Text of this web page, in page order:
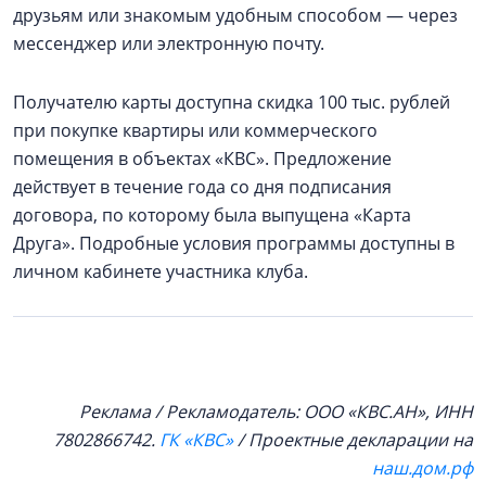
друзьям или знакомым удобным способом — через
мессенджер или электронную почту.
Получателю карты доступна скидка 100 тыс. рублей
при покупке квартиры или коммерческого
помещения в объектах «КВС». Предложение
действует в течение года со дня подписания
договора, по которому была выпущена «Карта
Друга». Подробные условия программы доступны в
личном кабинете участника клуба.
Реклама / Рекламодатель: ООО «КВС.АН», ИНН
7802866742. ГК «КВС»/ Проектные декларации на
наш.дом.рф